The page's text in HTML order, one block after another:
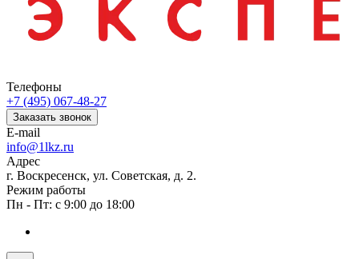
Телефоны
+7 (495) 067-48-27
Заказать звонок
E-mail
info@1lkz.ru
Адрес
г. Воскресенск, ул. Советская, д. 2.
Режим работы
Пн - Пт: с 9:00 до 18:00